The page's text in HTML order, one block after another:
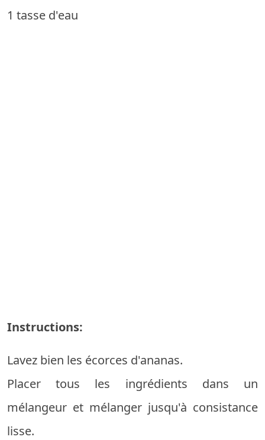
1 tasse d'eau
Instructions:
Lavez bien les écorces d'ananas.
Placer tous les ingrédients dans un
mélangeur et mélanger jusqu'à consistance
lisse.